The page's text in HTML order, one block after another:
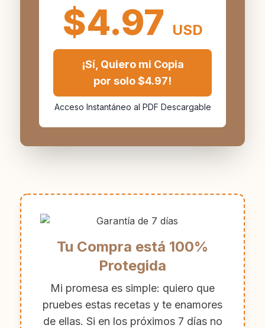
$4.97 USD
¡Sí, Quiero mi Copia
por solo $4.97!
Acceso Instantáneo al PDF Descargable
Tu Compra está 100%
Protegida
Mi promesa es simple: quiero que
pruebes estas recetas y te enamores
de ellas. Si en los próximos 7 días no